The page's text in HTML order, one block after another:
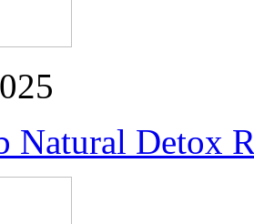
Natural Detox